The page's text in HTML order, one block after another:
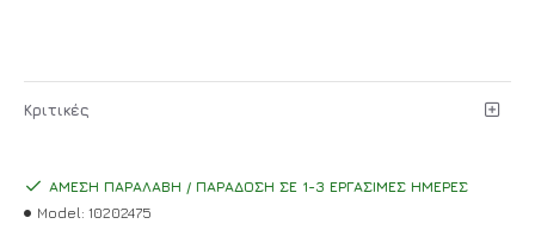
Κριτικές
ΆΜΕΣΗ ΠΑΡΑΛΑΒΉ / ΠΑΡΆΔΟΣΗ ΣΕ 1-3 ΕΡΓΆΣΙΜΕΣ ΗΜΈΡΕΣ
Model: 10202475